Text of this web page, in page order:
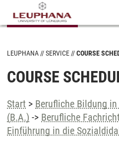
LEUPHANA SERVICE COURSE
COURSE
Start > Berufliche Bildung
(B.A.) -> Berufliche
Einführung in die